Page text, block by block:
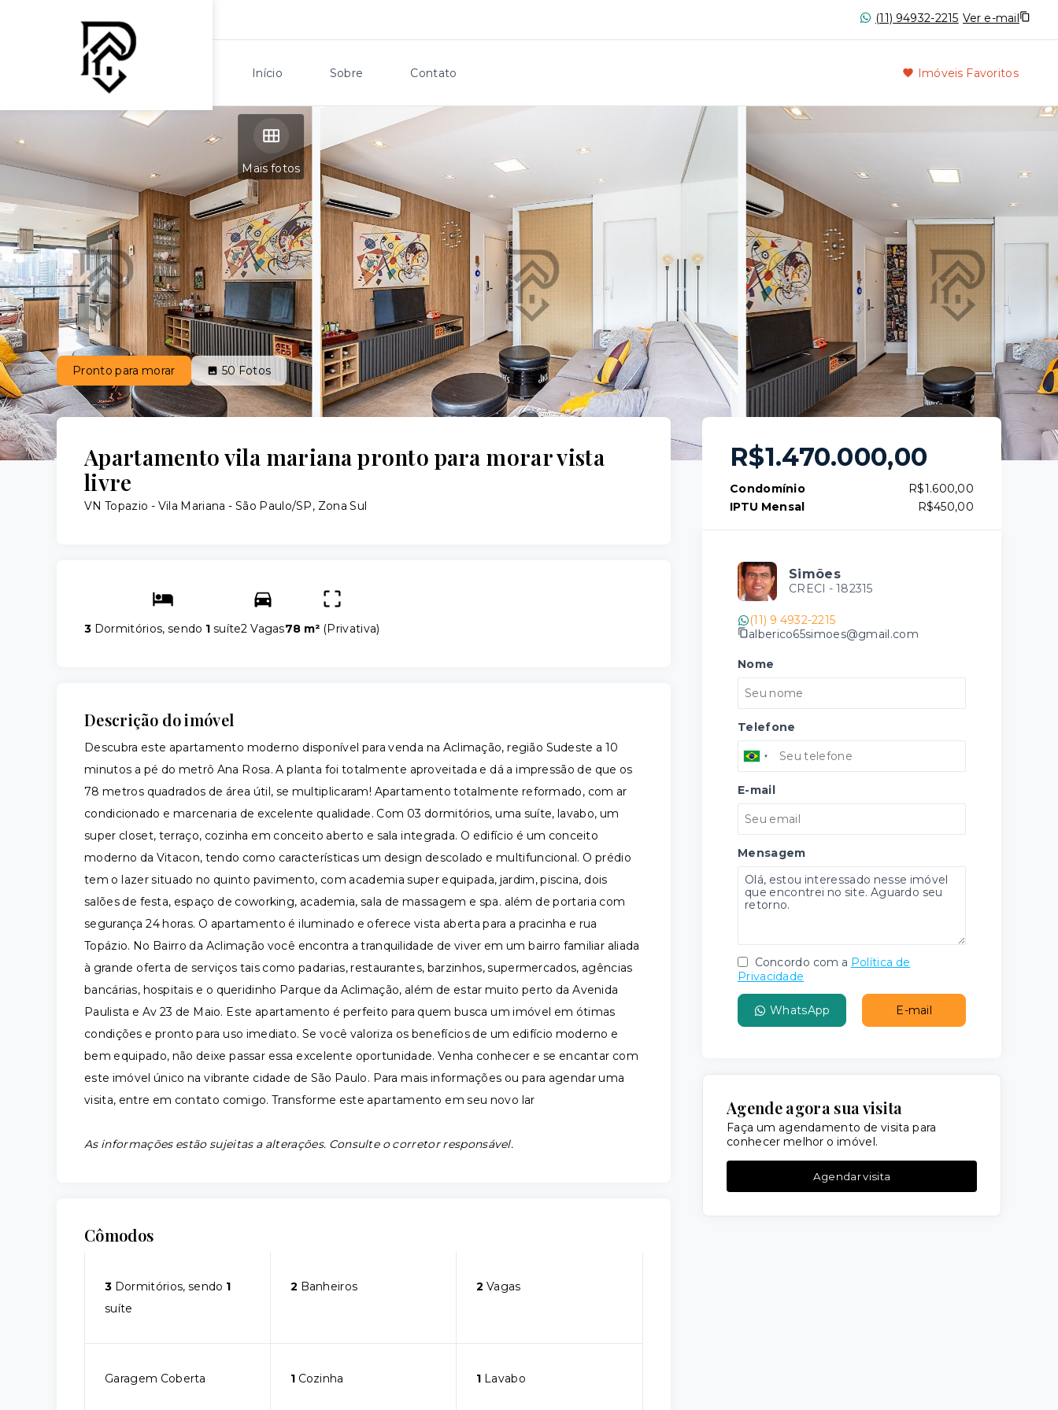
(11) 94932-2215 Ver e-mail
Início Sobre Contato Imóveis Favoritos
Mais fotos
Pronto para morar 50Fotos
Apartamento vila mariana pronto para morar vista
livre
VN Topazio - Vila Mariana - São Paulo/SP, Zona Sul
3 Dormitórios, sendo 1 suíte2 Vagas78 m² (Privativa)
Descrição do imóvel
Descubra este apartamento moderno disponível para venda na Aclimação, região Sudeste a 10
minutos a pé do metrô Ana Rosa. A planta foi totalmente aproveitada e dá a impressão de que os
78 metros quadrados de área útil, se multiplicaram! Apartamento totalmente reformado, com ar
condicionado e marcenaria de excelente qualidade. Com 03 dormitórios, uma suíte, lavabo, um
super closet, terraço, cozinha em conceito aberto e sala integrada. O edifício é um conceito
moderno da Vitacon, tendo como características um design descolado e multifuncional. O prédio
tem o lazer situado no quinto pavimento, com academia super equipada, jardim, piscina, dois
salões de festa, espaço de coworking, academia, sala de massagem e spa. além de portaria com
segurança 24 horas. O apartamento é iluminado e oferece vista aberta para a pracinha e rua
Topázio. No Bairro da Aclimação você encontra a tranquilidade de viver em um bairro familiar aliada
à grande oferta de serviços tais como padarias, restaurantes, barzinhos, supermercados, agências
bancárias, hospitais e o queridinho Parque da Aclimação, além de estar muito perto da Avenida
Paulista e Av 23 de Maio. Este apartamento é perfeito para quem busca um imóvel em ótimas
condições e pronto para uso imediato. Se você valoriza os benefícios de um edifício moderno e
bem equipado, não deixe passar essa excelente oportunidade. Venha conhecer e se encantar com
este imóvel único na vibrante cidade de São Paulo. Para mais informações ou para agendar uma
visita, entre em contato comigo. Transforme este apartamento em seu novo lar
As informações estão sujeitas a alterações. Consulte o corretor responsável.
Cômodos
3 Dormitórios, sendo 1
suíte
2 Banheiros 2 Vagas
Garagem Coberta 1Cozinha 1 Lavabo
R$1.470.000,00
Condomínio
R$1.600,00
IPTU Mensal
R$450,00
Simões
CRECI - 182315
(11) 9 4932-2215
alberico65simoes@gmail.com
Nome
Telefone
E-mail
Mensagem
Concordo com a Política de
Privacidade
WhatsApp E-mail
Agende agora sua visita
Faça um agendamento de visita para
conhecer melhor o imóvel.
Agendar visita